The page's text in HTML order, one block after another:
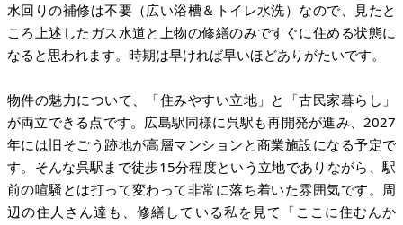
水回りの補修は不要（広い浴槽＆トイレ水洗）なので、見たと
ころ上述したガス水道と上物の修繕のみですぐに住める状態に
なると思われます。時期は早ければ早いほどありがたいです。
物件の魅力について、「住みやすい立地」と「古民家暮らし」
が両立できる点です。広島駅同様に呉駅も再開発が進み、2027
年には旧そごう跡地が高層マンションと商業施設になる予定で
す。そんな呉駅まで徒歩15分程度という立地でありながら、駅
前の喧騒とは打って変わって非常に落ち着いた雰囲気です。周
辺の住人さん達も、修繕している私を見て「ここに住むんか